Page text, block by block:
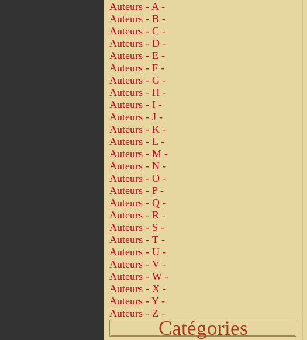
Auteurs - A -
Auteurs - B -
Auteurs - C -
Auteurs - D -
Auteurs - E -
Auteurs - F -
Auteurs - G -
Auteurs - H -
Auteurs - I -
Auteurs - J -
Auteurs - K -
Auteurs - L -
Auteurs - M -
Auteurs - N -
Auteurs - O -
Auteurs - P -
Auteurs - Q -
Auteurs - R -
Auteurs - S -
Auteurs - T -
Auteurs - U -
Auteurs - V -
Auteurs - W -
Auteurs - X -
Auteurs - Y -
Auteurs - Z -
Catégories